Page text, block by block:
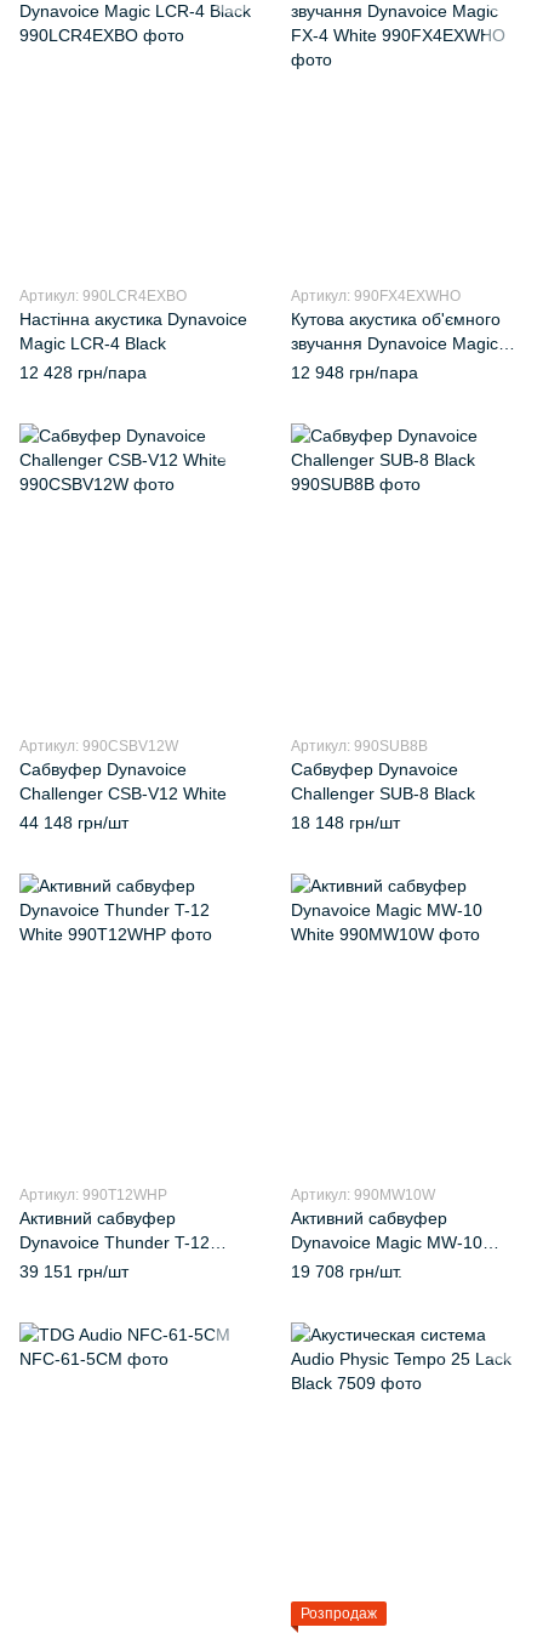
Артикул: 990LCR4EXBO
Настінна акустика Dynavoice
Magic LCR-4 Black
12 428 грн/пара
Артикул: 990FX4EXWHO
Кутова акустика об'ємного
звучання Dynavoice Magic
FX-4 White
12 948 грн/пара
Артикул: 990CSBV12W
Сабвуфер Dynavoice
Challenger CSB-V12 White
44 148 грн/шт
Артикул: 990SUB8B
Сабвуфер Dynavoice
Challenger SUB-8 Black
18 148 грн/шт
Артикул: 990T12WHP
Активний сабвуфер
Dynavoice Thunder T-12
White
39 151 грн/шт
Артикул: 990MW10W
Активний сабвуфер
Dynavoice Magic MW-10
White
19 708 грн/шт.
Розпродаж